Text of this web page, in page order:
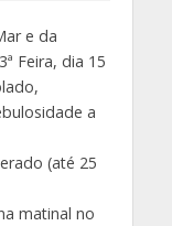
e da
Feira, dia 15
a
(até 25
matinal no